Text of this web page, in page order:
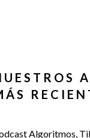
Algoritmos,